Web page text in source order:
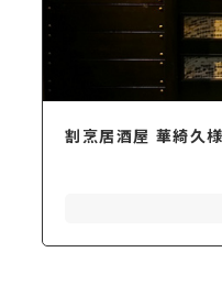
割烹居酒屋 華綺久様